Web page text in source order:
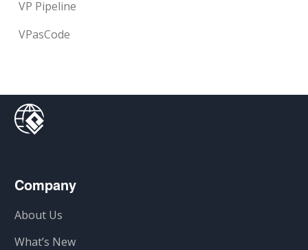
VP Pipeline
VPasCode
Company
About Us
What’s New